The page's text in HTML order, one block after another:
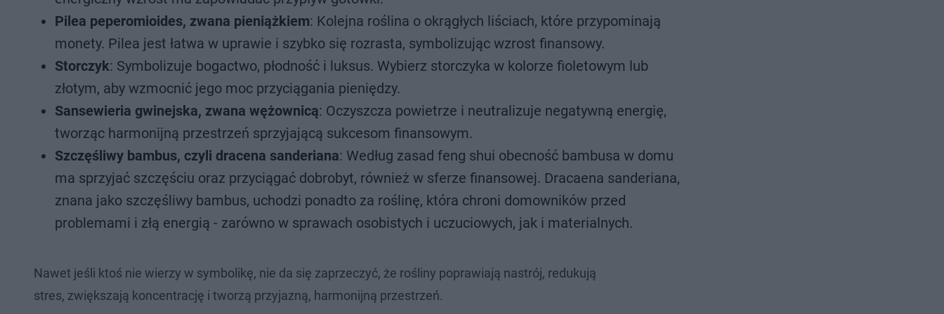
Pilea peperomioides, zwana pieniążkiem: Kolejna roślina o okrągłych liściach, które przypominają
monety. Pilea jest łatwa w uprawie i szybko się rozrasta, symbolizując wzrost finansowy.
Storczyk: Symbolizuje bogactwo, płodność i luksus. Wybierz storczyka w kolorze fioletowym lub
złotym, aby wzmocnić jego moc przyciągania pieniędzy.
Sansewieria gwinejska, zwana wężownicą: Oczyszcza powietrze i neutralizuje negatywną energię,
tworząc harmonijną przestrzeń sprzyjającą sukcesom finansowym.
Szczęśliwy bambus, czyli dracena sanderiana: Według zasad feng shui obecność bambusa w domu
ma sprzyjać szczęściu oraz przyciągać dobrobyt, również w sferze finansowej. Dracaena sanderiana,
znana jako szczęśliwy bambus, uchodzi ponadto za roślinę, która chroni domowników przed
problemami i złą energią - zarówno w sprawach osobistych i uczuciowych, jak i materialnych.
Nawet jeśli ktoś nie wierzy w symbolikę, nie da się zaprzeczyć, że rośliny poprawiają nastrój, redukują
stres, zwiększają koncentrację i tworzą przyjazną, harmonijną przestrzeń.